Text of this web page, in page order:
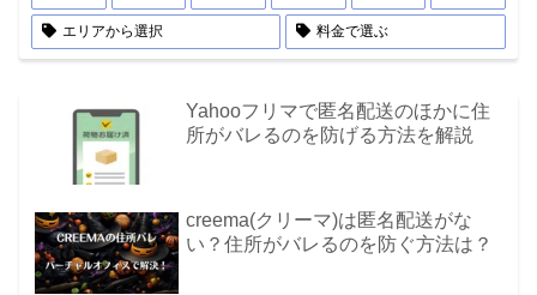
エリアから選択 料金で選ぶ
Yahooフリマで匿名配送のほかに住
所がバレるのを防げる方法を解説
creema(クリーマ)は匿名配送がな
い？住所がバレるのを防ぐ方法は？